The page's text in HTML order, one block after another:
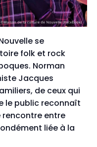
se
folk et rock
Norman
Jacques
de ceux qui
le public reconnaît
rencontre entre
liée à la